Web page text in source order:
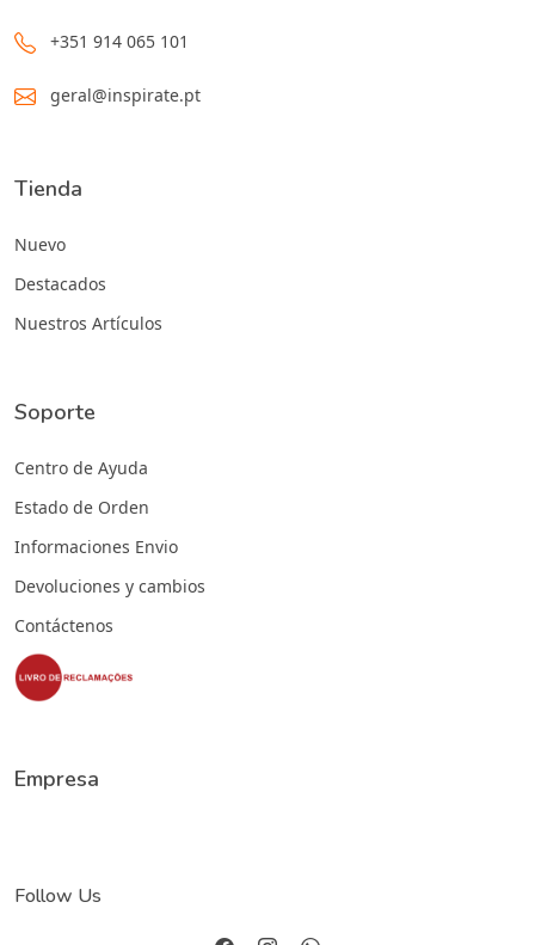
+351 914 065 101
geral@inspirate.pt
Tienda
Nuevo
Destacados
Nuestros Artículos
Soporte
Centro de Ayuda
Estado de Orden
Informaciones Envio
Devoluciones y cambios
Contáctenos
Empresa
Follow Us